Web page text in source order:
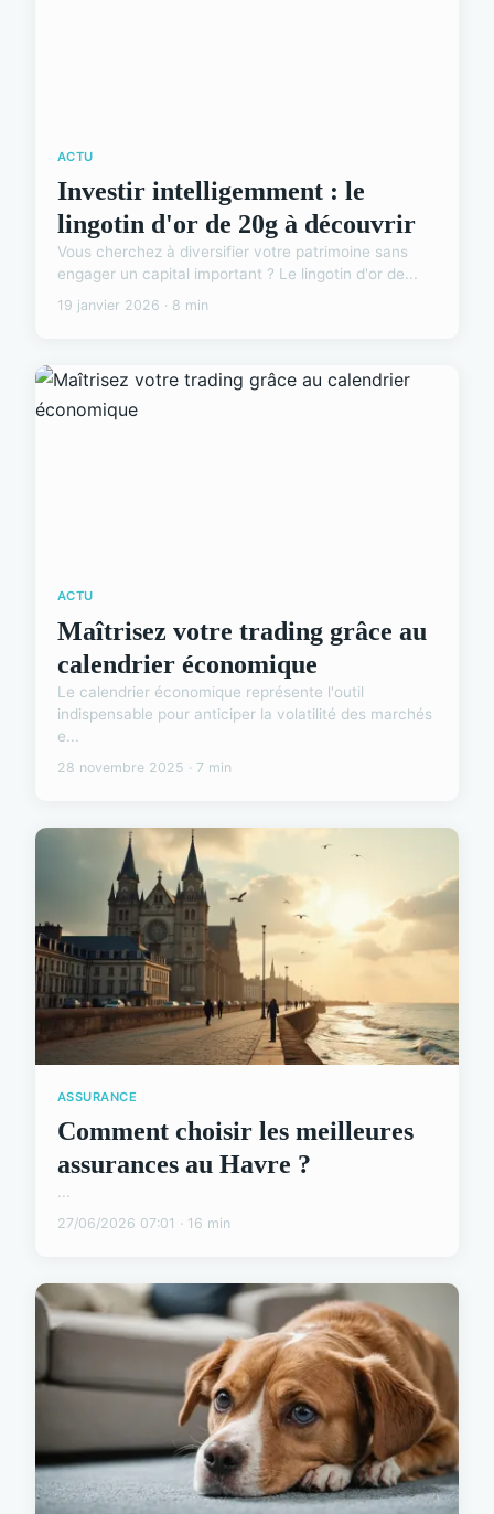
ACTU
Investir intelligemment : le
lingotin d'or de 20g à découvrir
Vous cherchez à diversifier votre patrimoine sans
engager un capital important ? Le lingotin d'or de...
19 janvier 2026 · 8 min
ACTU
Maîtrisez votre trading grâce au
calendrier économique
Le calendrier économique représente l'outil
indispensable pour anticiper la volatilité des marchés
e...
28 novembre 2025 · 7 min
ASSURANCE
Comment choisir les meilleures
assurances au Havre ?
...
27/06/2026 07:01 · 16 min